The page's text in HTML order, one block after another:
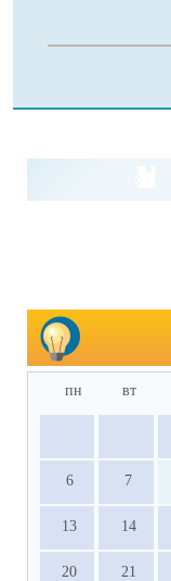
пн вт
6 7
13 14
20 21